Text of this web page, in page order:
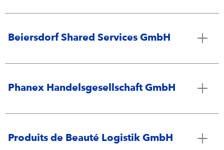
Beiersdorf Shared Services GmbH
Phanex Handelsgesellschaft GmbH
Produits de Beauté Logistik GmbH